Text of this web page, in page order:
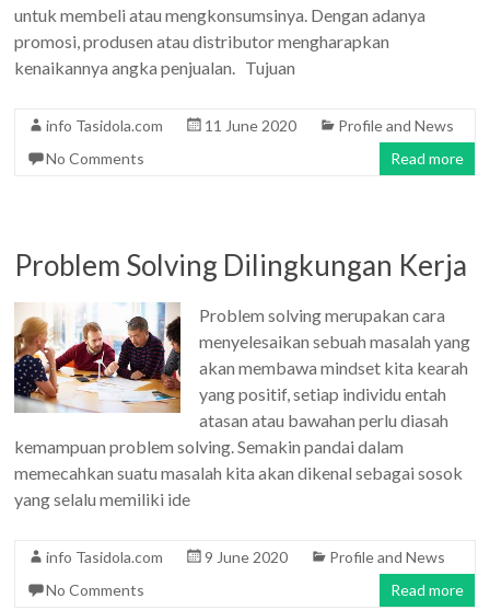
untuk membeli atau mengkonsumsinya. Dengan adanya
promosi, produsen atau distributor mengharapkan
kenaikannya angka penjualan. Tujuan
info Tasidola.com 11 June 2020
Profile and News
No Comments
Read more
Problem Solving Dilingkungan Kerja
Problem solving merupakan cara
menyelesaikan sebuah masalah yang
akan membawa mindset kita kearah
yang positif, setiap individu entah
atasan atau bawahan perlu diasah
kemampuan problem solving. Semakin pandai dalam
memecahkan suatu masalah kita akan dikenal sebagai sosok
yang selalu memiliki ide
info Tasidola.com 9 June 2020
Profile and News
No Comments
Read more